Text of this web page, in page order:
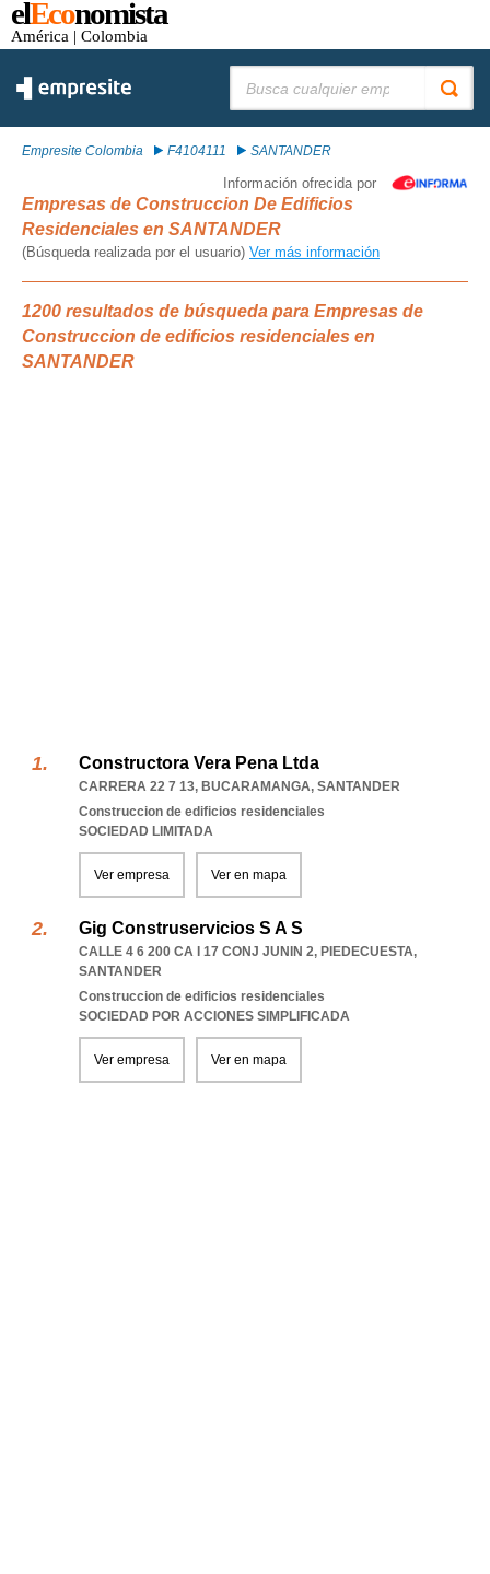
elEconomista
América | Colombia
Empresite Colombia F4104111 SANTANDER
Información ofrecida por
Empresas de Construccion De Edificios
Residenciales en SANTANDER
(Búsqueda realizada por el usuario) Ver más información
1200 resultados de búsqueda para Empresas de
Construccion de edificios residenciales en
SANTANDER
Constructora Vera Pena Ltda
CARRERA 22 7 13, BUCARAMANGA, SANTANDER
Construccion de edificios residenciales
SOCIEDAD LIMITADA
Ver empresa Ver en mapa
Gig Construservicios S A S
CALLE 4 6 200 CA I 17 CONJ JUNIN 2, PIEDECUESTA,
SANTANDER
Construccion de edificios residenciales
SOCIEDAD POR ACCIONES SIMPLIFICADA
Ver empresa Ver en mapa